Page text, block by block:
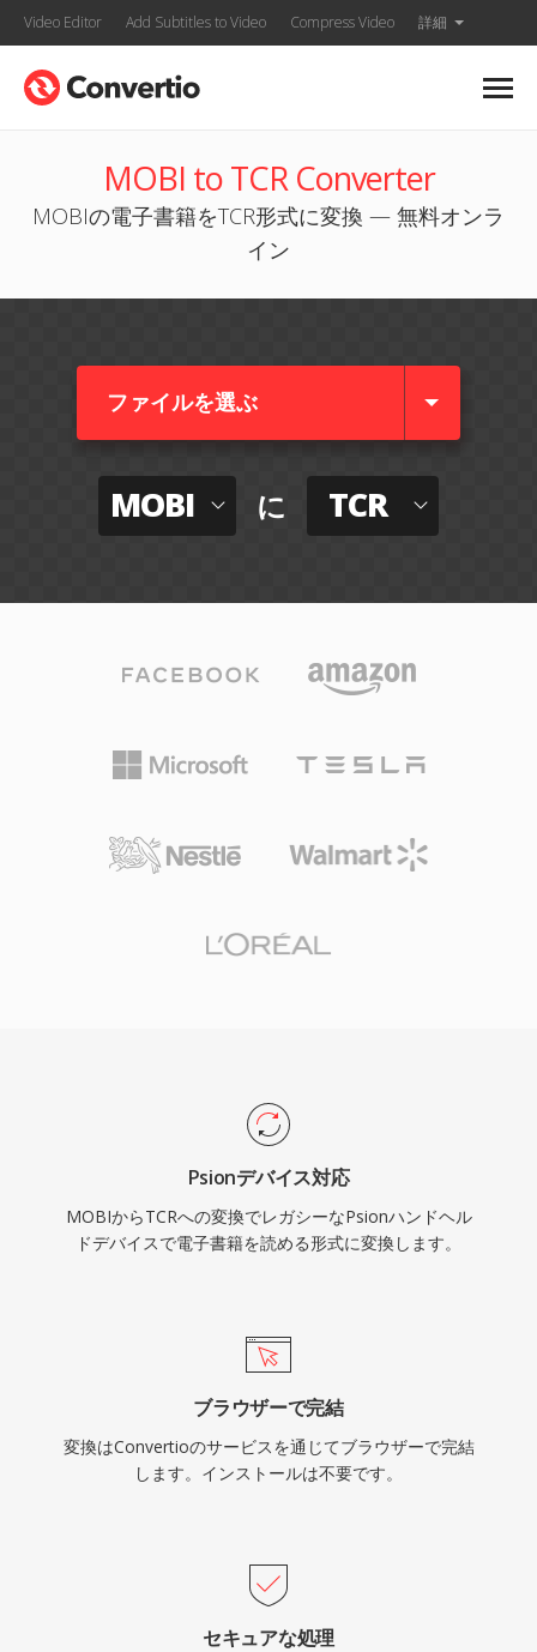
Video Editor Add Subtitles to Video Compress Video 詳細
MOBI to TCR Converter
MOBIの電子書籍をTCR形式に変換 — 無料オンラ
イン
ファイルを選ぶ
MOBI に TCR
Psionデバイス対応
MOBIからTCRへの変換でレガシーなPsionハンドヘル
ドデバイスで電子書籍を読める形式に変換します。
ブラウザーで完結
変換はConvertioのサービスを通じてブラウザーで完結
します。インストールは不要です。
セキュアな処理